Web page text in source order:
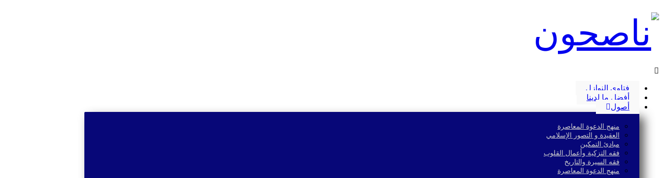
فتاوى النوازل
أفضل ما لدينا
أصول
منهج الدعوة المعاصرة
العقيدة و التصور الإسلامي
مبادئ التمكين
فقه التزكية وأعمال القلوب
فقه السيرة والتاريخ
منهج الدعوة المعاصرة